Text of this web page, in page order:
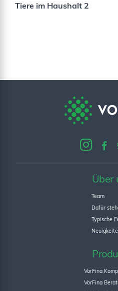
Tiere im Haushalt 2
Über
Team
Dafür
Typische
VorFina
VorFina